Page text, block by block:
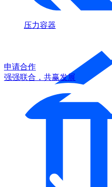
压力容器
申请合作
强强联合，共赢发展